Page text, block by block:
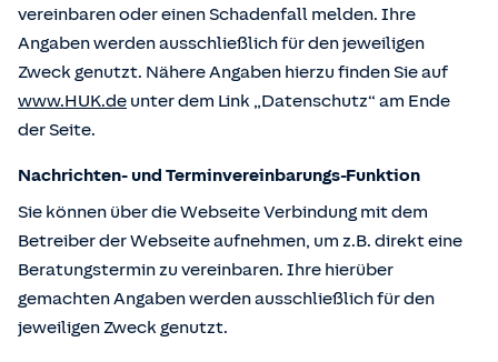
vereinbaren oder einen Schadenfall melden. Ihre
Angaben werden ausschließlich für den jeweiligen
Zweck genutzt. Nähere Angaben hierzu finden Sie auf
www.HUK.de unter dem Link „Datenschutz“ am Ende
der Seite.
Nachrichten- und Terminvereinbarungs-Funktion
Sie können über die Webseite Verbindung mit dem
Betreiber der Webseite aufnehmen, um z.B. direkt eine
Beratungstermin zu vereinbaren. Ihre hierüber
gemachten Angaben werden ausschließlich für den
jeweiligen Zweck genutzt.